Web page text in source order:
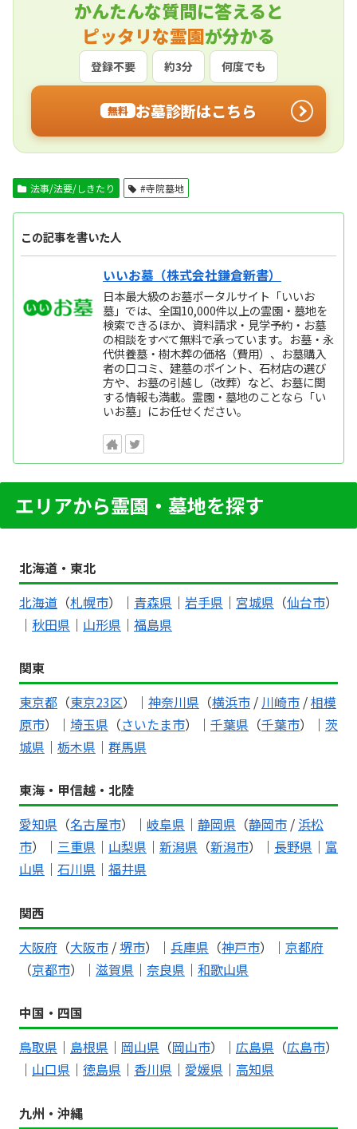
かんたんな質問に答えると
ピッタリな霊園が分かる
登録不要 約3分 何度でも
無料 お墓診断はこちら
法事/法要/しきたり #寺院墓地
この記事を書いた人
いいお墓（株式会社鎌倉新書）
日本最大級のお墓ポータルサイト「いいお
墓」では、全国10,000件以上の霊園・墓地を
検索できるほか、資料請求・見学予約・お墓
の相談をすべて無料で承っています。お墓・永
代供養墓・樹木葬の価格（費用）、お墓購入
者の口コミ、建墓のポイント、石材店の選び
方や、お墓の引越し（改葬）など、お墓に関
する情報も満載。霊園・墓地のことなら「い
いお墓」にお任せください。
エリアから霊園・墓地を探す
北海道・東北
北海道 （札幌市）｜ 青森県 ｜ 岩手県 ｜ 宮城県 （仙台市）
｜ 秋田県 ｜ 山形県 ｜ 福島県
関東
東京都 （東京23区）｜ 神奈川県 （横浜市 / 川崎市 /相模
原市）｜ 埼玉県 （さいたま市）｜ 千葉県 （千葉市）｜ 茨
城県 ｜ 栃木県 ｜ 群馬県
東海・甲信越・北陸
愛知県 （名古屋市）｜ 岐阜県 ｜ 静岡県 （静岡市 / 浜松
市）｜ 三重県 ｜ 山梨県 ｜ 新潟県 （新潟市）｜ 長野県 ｜ 富
山県 ｜ 石川県 ｜ 福井県
関西
大阪府 （大阪市 / 堺市）｜ 兵庫県 （神戸市）｜ 京都府
（京都市）｜ 滋賀県 ｜ 奈良県 ｜ 和歌山県
中国・四国
鳥取県 ｜ 島根県 ｜ 岡山県 （岡山市）｜ 広島県 （広島市）
｜ 山口県 ｜ 徳島県 ｜ 香川県 ｜ 愛媛県 ｜ 高知県
九州・沖縄